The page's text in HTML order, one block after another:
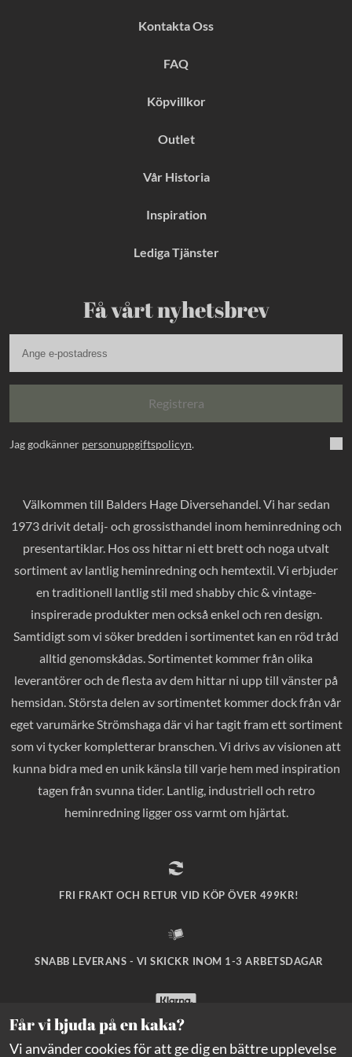
Kontakta Oss
FAQ
Köpvillkor
Outlet
Vår Historia
Inspiration
Lediga Tjänster
Få vårt nyhetsbrev
Registrera
Jag godkänner personuppgiftspolicyn.
b
o
g
a
m
Välkommen till Balders Hage Diversehandel. Vi har sedan
1973 drivit detalj- och grossisthandel inom heminredning och
presentartiklar. Hos oss hittar ni ett brett och noga utvalt
sortiment av lantlig heminredning och hemtextil. Vi erbjuder
en traditionell lantlig stil med shabby chic & vintage-
inspirerade produkter men också enkel och ren design.
Samtidigt som vi söker bredden i sortimentet kan en röd tråd
alltid genomskådas. Sortimentet kommer från olika
leverantörer och de flesta av dem hittar ni upp till vänster på
hemsidan. Största delen av sortimentet kommer dock från vår
eget varumärke Strömshaga där vi har tagit fram ett sortiment
som vi tycker kompletterar branschen. Vi drivs av visionen att
kunna bidra med en unik känsla till varje hem med inspiration
tagen från svunna tider. Lantlig, industriell och retro
heminredning ligger oss varmt om hjärtat.
FRI FRAKT OCH RETUR VID KÖP ÖVER 499KR!
SNABB LEVERANS - VI SKICKR INOM 1-3 ARBETSDAGAR
SÄKRA BETALNINGAR MED KLARNA CHECKOUT!
Får vi bjuda på en kaka?
Vi använder cookies för att ge dig en bättre upplevelse